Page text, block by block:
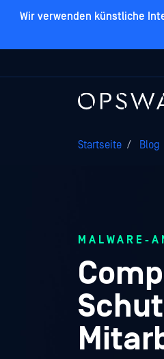
Wir verwenden künstliche
Startseite / Blog
MALWARE-